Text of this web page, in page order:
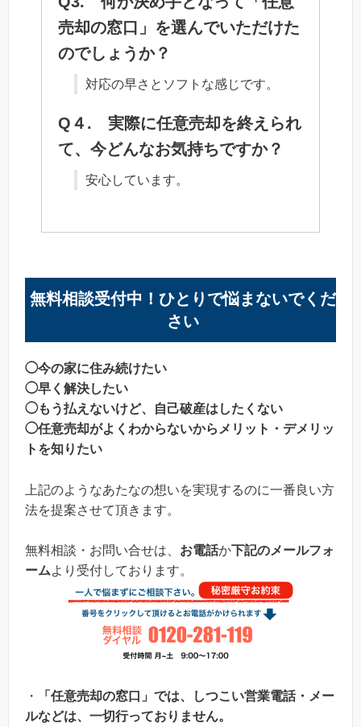
売却の窓口」を選んでいただけた
のでしょうか？
対応の早さとソフトな感じです。
Q４. 実際に任意売却を終えられ
て、今どんなお気持ちですか？
安心しています。
無料相談受付中！ひとりで悩まないでくだ
さい
◯今の家に住み続けたい
◯早く解決したい
◯もう払えないけど、自己破産はしたくない
◯任意売却がよくわからないからメリット・デメリッ
トを知りたい
上記のようなあたなの想いを実現するのに一番良い方
法を提案させて頂きます。
無料相談・お問い合せは、 お電話か下記のメールフォ
ームより受付しております。
・
「任意売却の窓口」では、しつこい営業電話・メー
ルなどは、一切行っておりません。